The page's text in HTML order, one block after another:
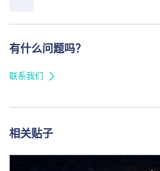
有什么问题吗？
联系我们
相关贴子